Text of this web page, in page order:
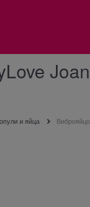
и яйца